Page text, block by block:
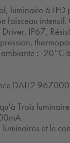
luminaire à
faisceau intensif.
IP67,
: -20°C
DALI2
Trois
et le